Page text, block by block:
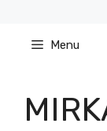
content Menu